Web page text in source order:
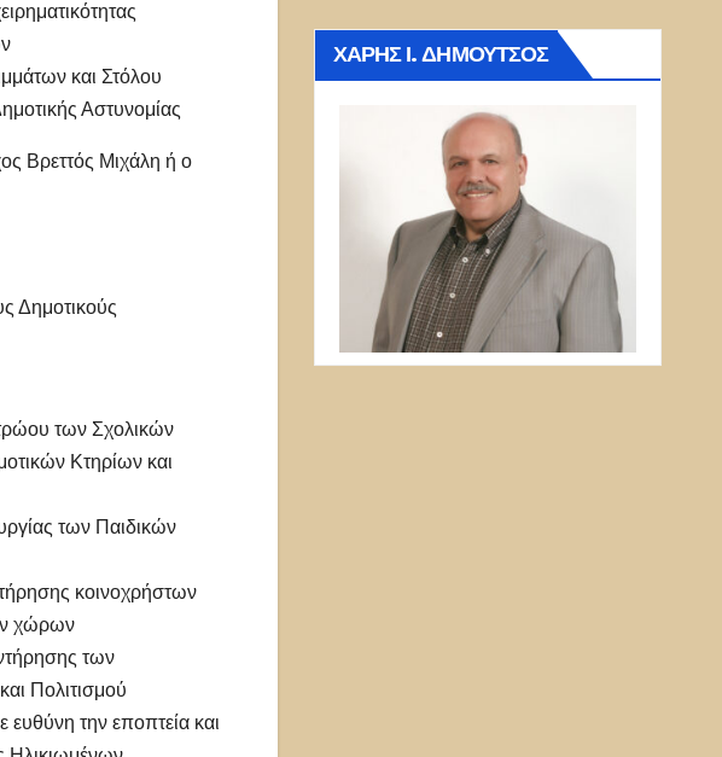
και Στόλου
Αστυνομίας
Βρεττός Μιχάλη ή ο
Δημοτικούς
των Σχολικών
Κτηρίων και
των Παιδικών
κοινοχρήστων
χώρων
των
Πολιτισμού
την εποπτεία και
ΧΆΡΗΣ Ι. ΔΗΜΟΎΤΣΟΣ